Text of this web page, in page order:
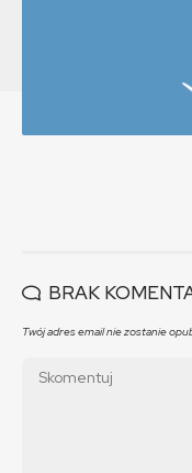
BRAK
Twój adres email nie zostanie